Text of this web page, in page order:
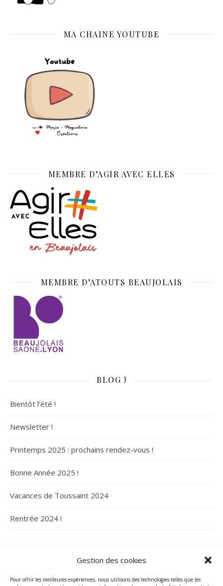
Gestion des cookies
Pour offrir les meilleures expériences, nous utilisons des technologies telles que les
MA CHAINE YOUTUBE
MEMBRE D’AGIR AVEC ELLES
MEMBRE D’ATOUTS BEAUJOLAIS
BLOG !
Bientôt l’été !
Newsletter !
Printemps 2025 : prochains rendez-vous !
Bonne Année 2025 !
Vacances de Toussaint 2024
Rentrée 2024 !
ARCHIVES
Archives